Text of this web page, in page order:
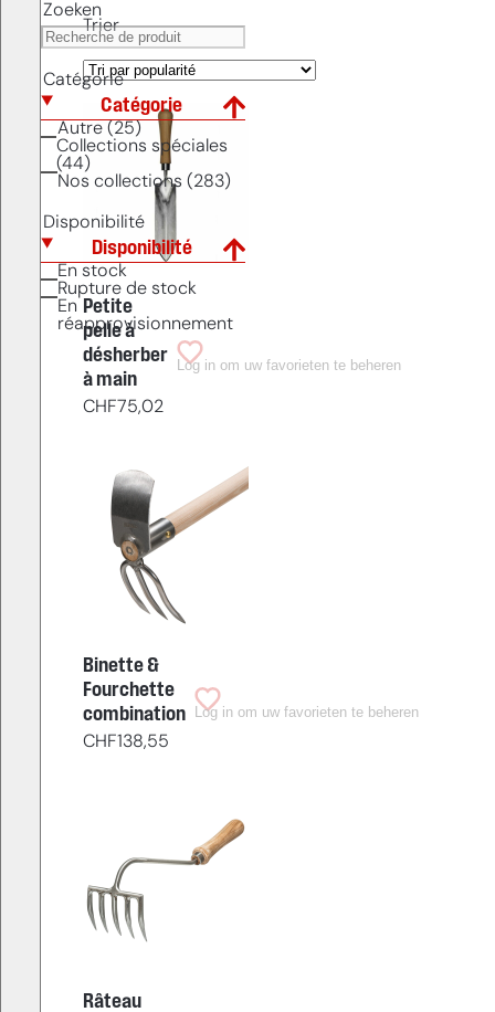
Zoeken
Catégorie
Catégorie
Autre (25)
Collections spéciales
(44)
Nos collections (283)
Disponibilité
Disponibilité
En stock
Rupture de stock
En
réapprovisionnement
Trier
Petite
pelle à
désherber
à main
CHF75,02
Log in om uw favorieten te beheren
Binette &
Fourchette
combination
CHF138,55
Log in om uw favorieten te beheren
Râteau